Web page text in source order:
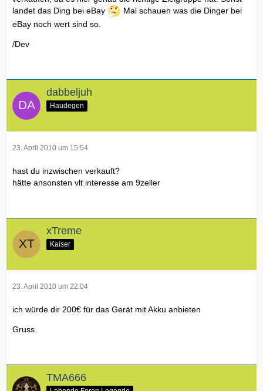
landet das Ding bei eBay
Mal schauen was die Dinger bei
eBay noch wert sind so.
/Dev
dabbeljuh
Haudegen
23. April 2010 um 15:54
hast du inzwischen verkauft?
hätte ansonsten vlt interesse am 9zeller
xTreme
Kaiser
23. April 2010 um 22:04
ich würde dir 200€ für das Gerät mit Akku anbieten
Gruss
TMA666